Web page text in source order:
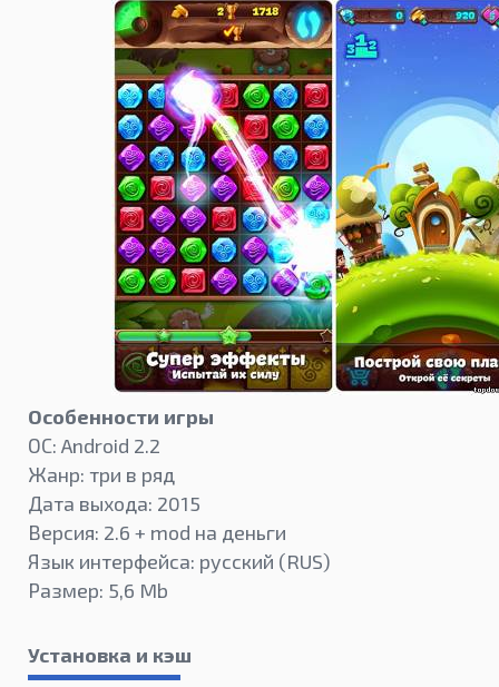
Особенности игры
ОС: Android 2.2
Жанр: три в ряд
Дата выхода: 2015
Версия: 2.6 + mod на деньги
Язык интерфейса: русский (RUS)
Размер: 5,6 Mb
Установка и кэш